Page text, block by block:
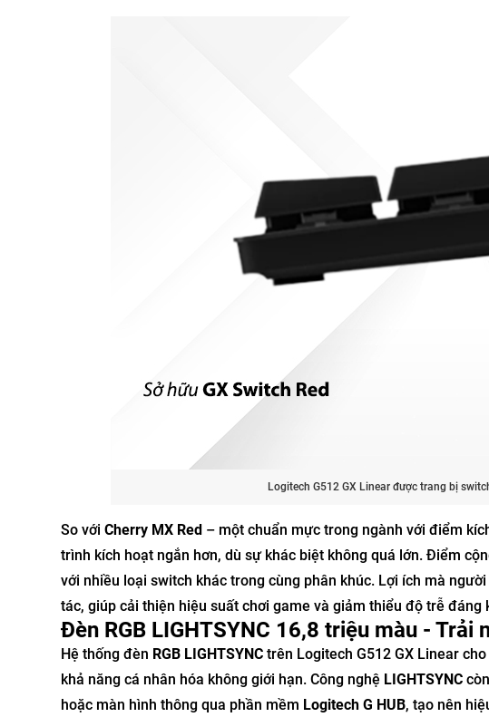
Logitech G512 GX Linear được trang bị
So với Cherry MX Red – một chuẩn mực trong ngành với điểm
trình kích hoạt ngắn hơn, dù sự khác biệt không quá lớn. Điểm
với nhiều loại switch khác trong cùng phân khúc. Lợi ích mà
tác, giúp cải thiện hiệu suất chơi game và giảm thiểu độ trễ đáng
Đèn RGB LIGHTSYNC 16,8 triệu màu - Trải
Hệ thống đèn RGB LIGHTSYNC trên Logitech G512 GX Linear
khả năng cá nhân hóa không giới hạn. Công nghệ LIGHTSYNC
hoặc màn hình thông qua phần mềm Logitech G HUB, tạo nên